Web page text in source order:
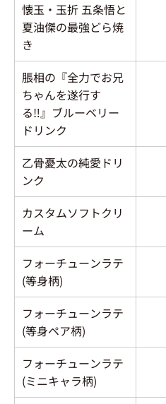
懐玉・玉折 五条悟と
夏油傑の最強どら焼
き
脹相の『全力でお兄
ちゃんを遂行す
る‼』ブルーベリー
ドリンク
乙骨憂太の純愛ドリ
ンク
カスタムソフトクリ
ーム
フォーチューンラテ
(等身柄)
フォーチューンラテ
(等身ペア柄)
フォーチューンラテ
(ミニキャラ柄)